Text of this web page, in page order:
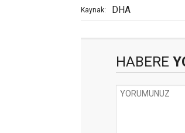
Kaynak: DHA
HABERE